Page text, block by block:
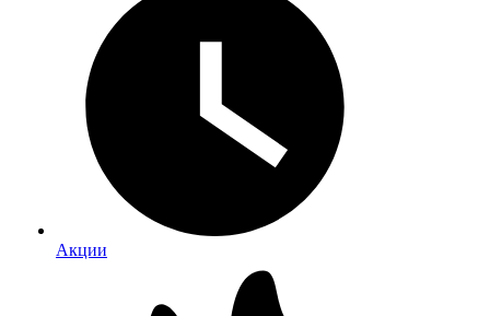
Акции